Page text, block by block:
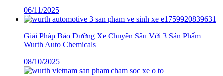
06/11/2025
Giải Pháp Bảo Dưỡng Xe Chuyên Sâu Với 3 Sản Phẩm
Wurth Auto Chemicals
08/10/2025